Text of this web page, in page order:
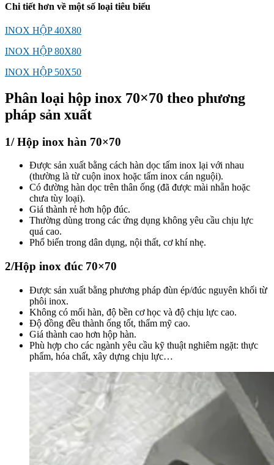
Chi tiết hơn về một số loại tiêu biểu
INOX HỘP 40X80
INOX HỘP 80X80
INOX HỘP 50X50
Phân loại hộp inox 70×70 theo phương
pháp sản xuất
1/ Hộp inox hàn 70×70
Được sản xuất bằng cách hàn dọc tấm inox lại với nhau
(thường là từ cuộn inox hoặc tấm inox cán nguội).
Có đường hàn dọc trên thân ống (đã được mài nhẵn hoặc
chưa tùy loại).
Giá thành rẻ hơn hộp đúc.
Thường dùng trong các ứng dụng không yêu cầu chịu lực
quá cao.
Phổ biến trong dân dụng, nội thất, cơ khí nhẹ.
2/Hộp inox đúc 70×70
Được sản xuất bằng phương pháp đùn ép/đúc nguyên khối từ
phôi inox.
Không có mối hàn, độ bền cơ học và độ chịu lực cao.
Độ đồng đều thành ống tốt, thẩm mỹ cao.
Giá thành cao hơn hộp hàn.
Phù hợp cho các ngành yêu cầu kỹ thuật nghiêm ngặt: thực
phẩm, hóa chất, xây dựng chịu lực…